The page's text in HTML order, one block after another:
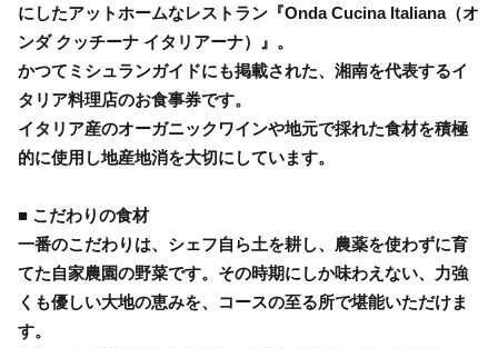
にしたアットホームなレストラン『Onda Cucina Italiana（オ
ンダ クッチーナ イタリアーナ）』。
かつてミシュランガイドにも掲載された、湘南を代表するイ
タリア料理店のお食事券です。
イタリア産のオーガニックワインや地元で採れた食材を積極
的に使用し地産地消を大切にしています。
■ こだわりの食材
一番のこだわりは、シェフ自ら土を耕し、農薬を使わずに育
てた自家農園の野菜です。その時期にしか味わえない、力強
くも優しい大地の恵みを、コースの至る所で堪能いただけま
す。